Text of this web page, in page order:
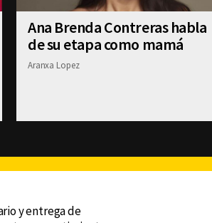
Ana Brenda Contreras habla
de su etapa como mamá
Aranxa Lopez
y entrega de